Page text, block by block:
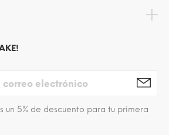
un 5% de descuento para tu primera